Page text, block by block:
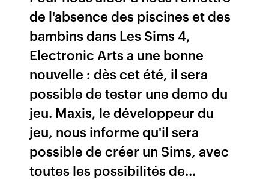
de l'absence des piscines et des
bambins dans Les Sims 4,
Electronic Arts a une bonne
nouvelle : dès cet été, il sera
possible de tester une demo du
jeu. Maxis, le développeur du
jeu, nous informe qu'il sera
possible de créer un Sims, avec
toutes les possibilités de...